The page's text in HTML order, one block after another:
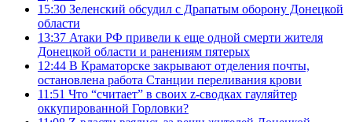
15:30 Зеленский обсудил с Драпатым оборону Донецкой
области
13:37 Атаки РФ привели к еще одной смерти жителя
Донецкой области и ранениям пятерых
12:44 В Краматорске закрывают отделения почты,
остановлена работа Станции переливания крови
11:51 Что “считает” в своих z-сводках гауляйтер
оккупированной Горловки?